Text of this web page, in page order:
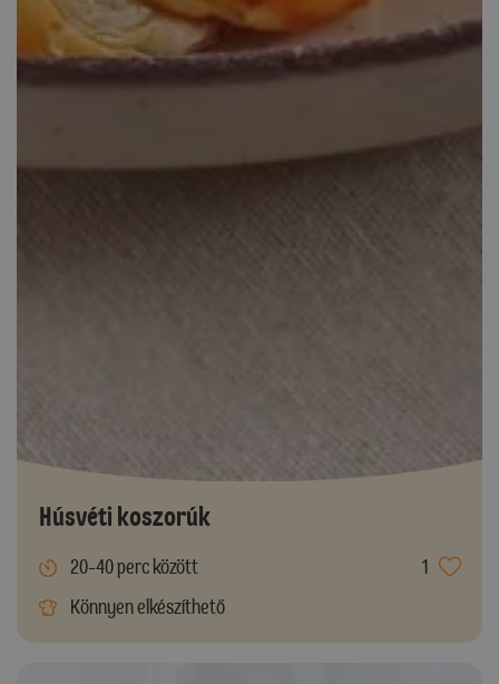
Húsvéti koszorúk
20-40 perc között
1
Könnyen elkészíthető